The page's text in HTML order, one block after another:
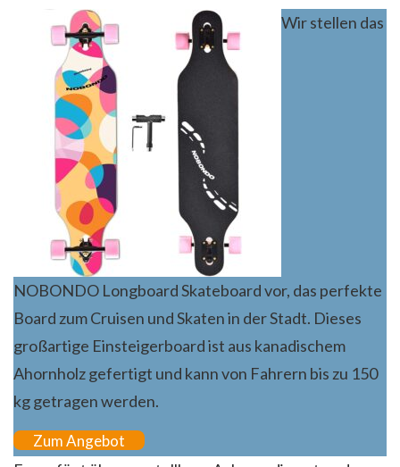
Wir stellen das
NOBONDO Longboard Skateboard vor, das perfekte
Board zum Cruisen und Skaten in der Stadt. Dieses
großartige Einsteigerboard ist aus kanadischem
Ahornholz gefertigt und kann von Fahrern bis zu 150
kg getragen werden.
Zum Angebot